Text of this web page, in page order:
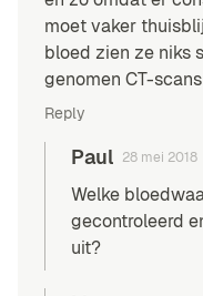
moet vaker
bloed zien ze niks
genomen CT-
Reply
Paul 28 mei 2018
Welke
gecontroleerd
uit?